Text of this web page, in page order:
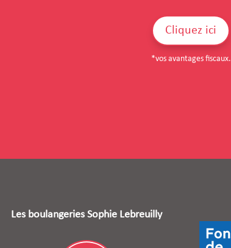
Cliquez ici
*vos avantages fiscaux.
Les boulangeries Sophie Lebreuilly